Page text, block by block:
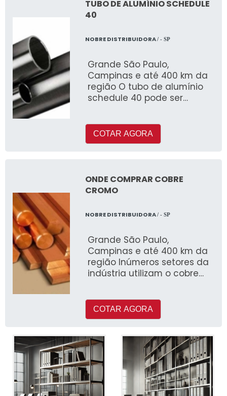
TUBO DE ALUMÍNIO SCHEDULE
40
NOBRE DISTRIBUIDORA/ - SP
Grande São Paulo,
Campinas e até 400 km da
região O tubo de alumínio
schedule 40 pode ser
COTAR AGORA
ONDE COMPRAR COBRE
CROMO
NOBRE DISTRIBUIDORA/ - SP
Grande São Paulo,
Campinas e até 400 km da
região Inúmeros setores da
indústria utilizam o cobre
COTAR AGORA